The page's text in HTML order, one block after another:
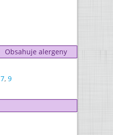
Obsahuje alergeny
7, 9